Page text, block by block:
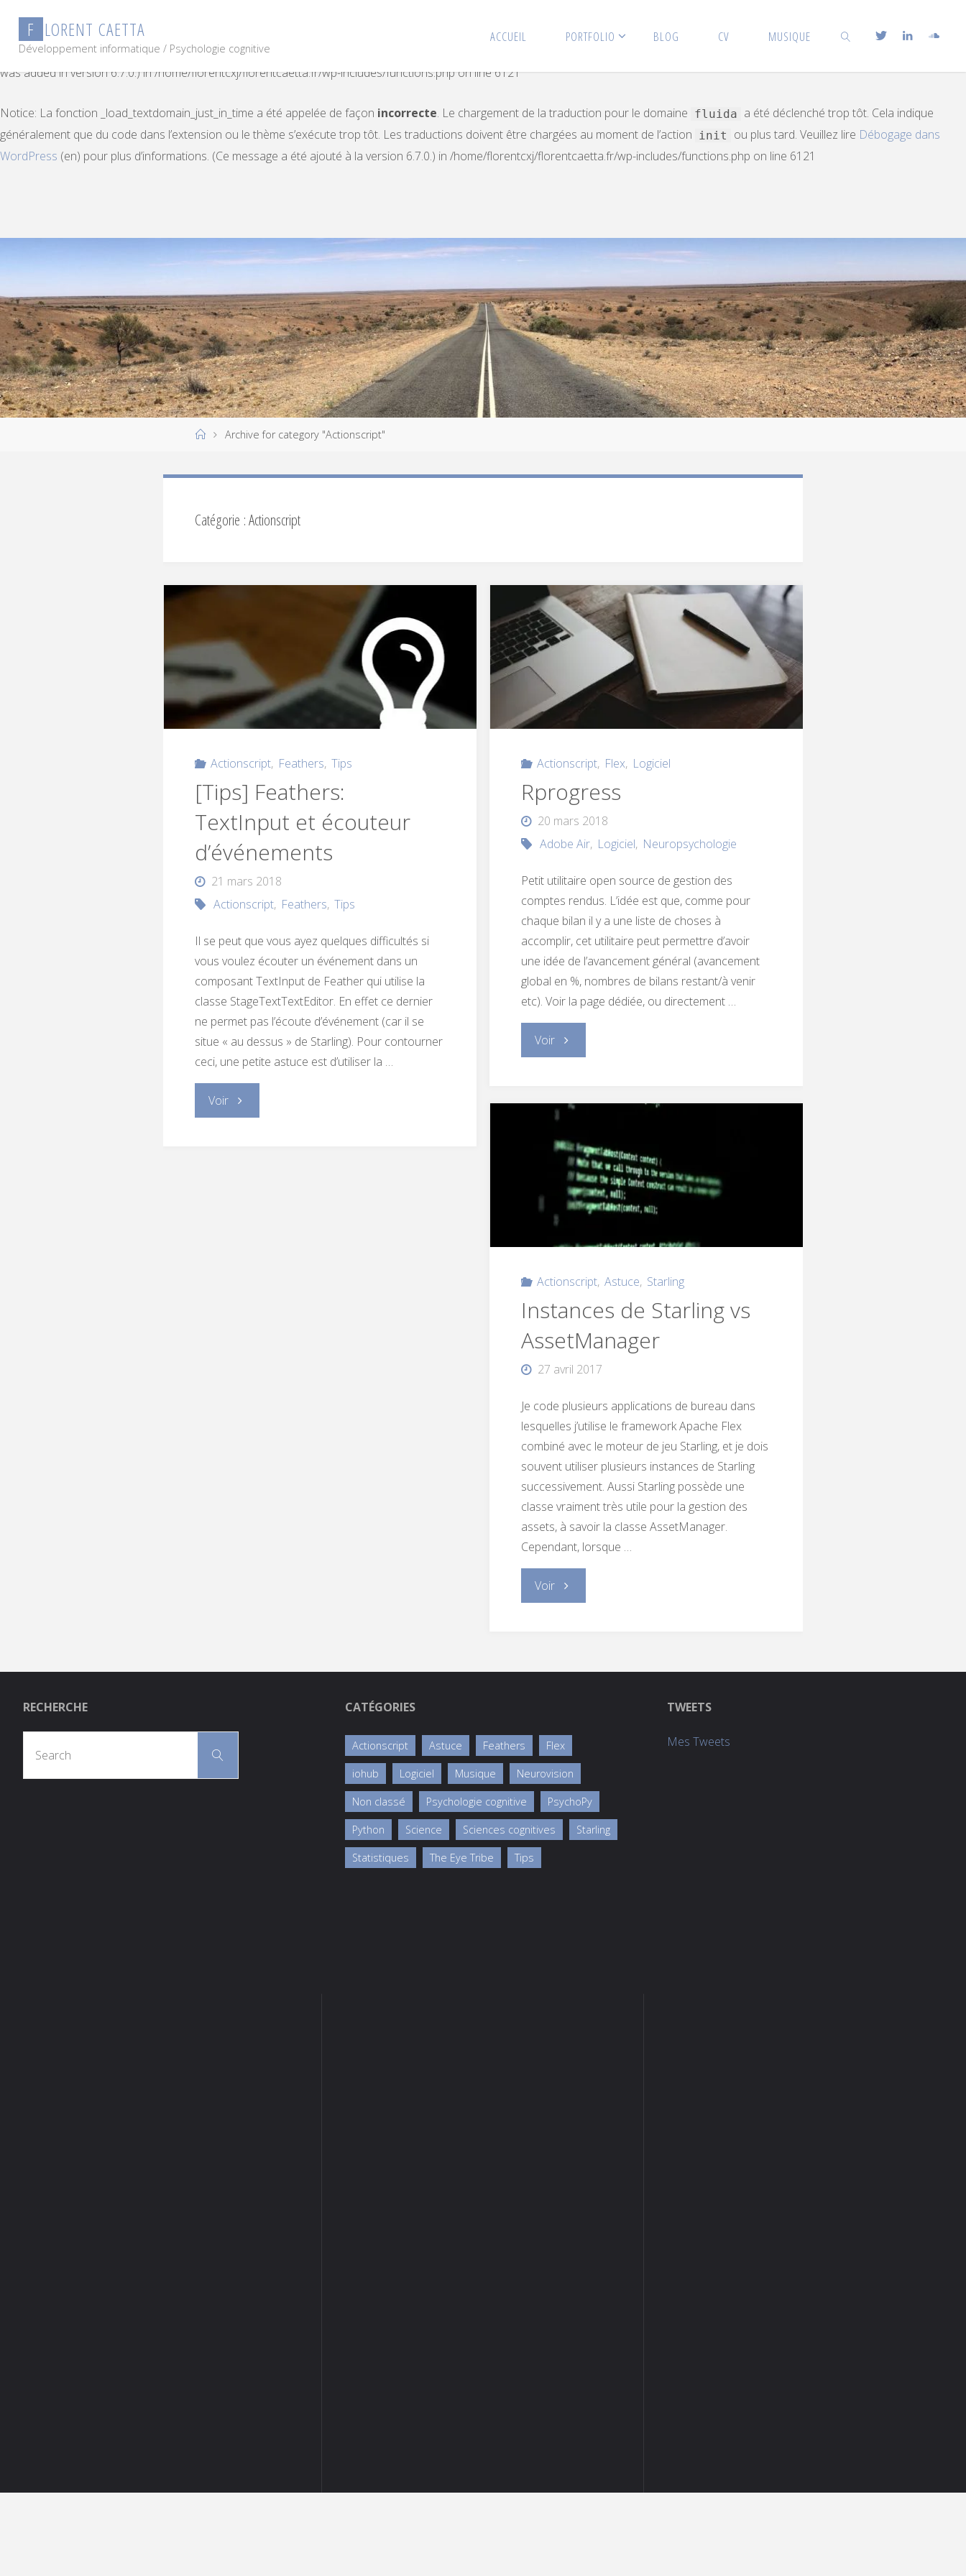
Notice : Function _load_textdomain_just_in_time was called . Translation loading for the simple-restrict domain was triggered too early. This is usually an indicator for
some code in the plugin or theme running too early. Translations should be loaded at the
was added in version 6.7.0.) in/home/florentcxj/florentcaetta.fr/wp-includes/functions.phpon line6121
Notice: La fonction _load_textdomain_just_in_time a été appelée de façon incorrecte. Le chargement de la traduction pour le domaine fluida a été déclenché trop tôt. Cela indique
généralement que du code dans l’extension ou le thème s’exécute trop tôt. Les traductions doivent être chargées au moment de l’action init ou plus tard. Veuillez lire Débogage dans
WordPress (en) pour plus d’informations. (Ce message a été ajouté à la version 6.7.0.) in /home/florentcxj/florentcaetta.fr/wp-includes/functions.php on line 6121
F LORENT CAETTA
Développement informatique / Psychologie cognitive
ACCUEIL PORTFOLIO BLOG CV MUSIQUE
SEARCH
HomeArchive for category "Actionscript"
Catégorie :Actionscript
Actionscript, Feathers, Tips
[Tips] Feathers:
TextInput et écouteur
d’événements
21 mars 2018
Actionscript, Feathers, Tips
Il se peut que vous ayez quelques difficultés si
vous voulez écouter un événement dans un
composant TextInput de Feather qui utilise la
classe StageTextTextEditor. En effet ce dernier
ne permet pas l’écoute d’événement (car il se
situe « au dessus » de Starling). Pour contourner
ceci, une petite astuce est d’utiliser la …
Voir"
Actionscript, Flex, Logiciel
Rprogress
20 mars 2018
Adobe Air, Logiciel, Neuropsychologie
Petit utilitaire open source de gestion des
comptes rendus. L’idée est que, comme pour
chaque bilan il y a une liste de choses à
accomplir, cet utilitaire peut permettre d’avoir
une idée de l’avancement général (avancement
global en %, nombres de bilans restant/à venir
etc). Voir la page dédiée, ou directement …
Voir"Rprogress"
Actionscript, Astuce, Starling
Instances de Starling vs
AssetManager
27 avril 2017
Je code plusieurs applications de bureau dans
lesquelles j’utilise le framework Apache Flex
combiné avec le moteur de jeu Starling, et je dois
souvent utiliser plusieurs instances de Starling
successivement. Aussi Starling possède une
classe vraiment très utile pour la gestion des
assets, à savoir la classe AssetManager.
Cependant, lorsque …
Voir"Instances
RECHERCHE
Search
CATÉGORIES
Actionscript Astuce Feathers Flex
iohub Logiciel Musique Neurovision
Non classé Psychologie cognitive PsychoPy
Python Science Sciences cognitives Starling
Statistiques The Eye Tribe Tips
TWEETS
Mes Tweets